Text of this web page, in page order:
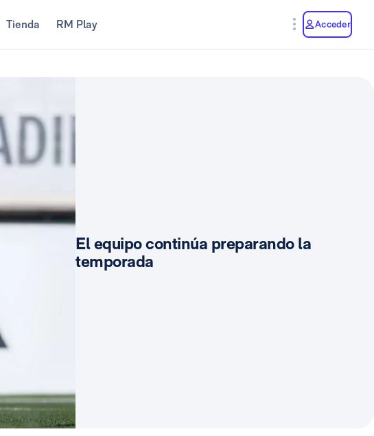
Tienda RM Play Acceder
El equipo continúa preparando la
temporada